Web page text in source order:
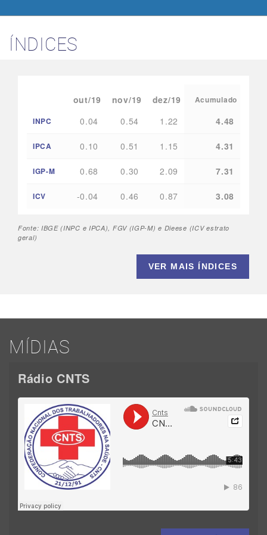
ÍNDICES
out/19 nov/19 dez/19
Acumulado
INPC
0.04 0.54 1.22 4.48
IPCA 0.10 0.51 1.15 4.31
IGP-M 0.68 0.30 2.09 7.31
ICV -0.04 0.46 0.87 3.08
Fonte: IBGE (INPC e IPCA), FGV (IGP-M) e Dieese (ICV estrato
geral)
VER MAIS ÍNDICES
MÍDIAS
Rádio CNTS